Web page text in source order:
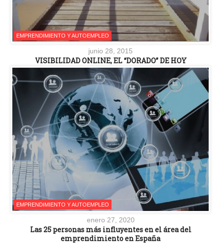
EMPRENDIMIENTO Y AUTOEMPLEO
junio 28, 2015
VISIBILIDAD ONLINE, EL “DORADO” DE HOY
EMPRENDIMIENTO Y AUTOEMPLEO
enero 27, 2020
Las 25 personas más influyentes en el área del
emprendimiento en España